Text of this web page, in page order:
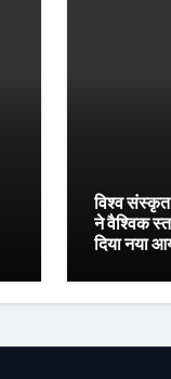
विश्व संस्कृत
ने वैश्विक
दिया नया